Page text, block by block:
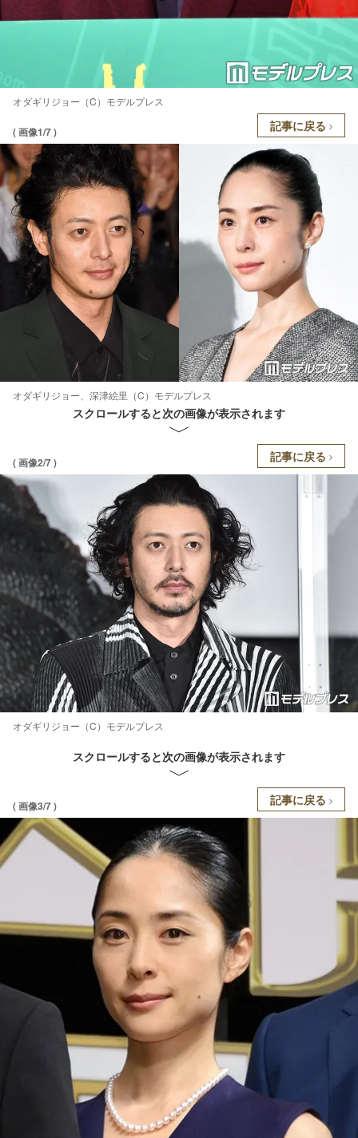
オダギリジョー（C）モデルプレス
( 画像1/7 ) 記事に戻る
オダギリジョー、深津絵里（C）モデルプレス
スクロールすると次の画像が表示されます
( 画像2/7 ) 記事に戻る
オダギリジョー（C）モデルプレス
スクロールすると次の画像が表示されます
( 画像3/7 ) 記事に戻る